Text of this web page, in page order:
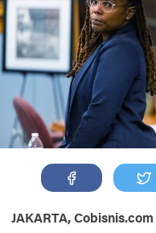
JAKARTA, Cobisnis.com